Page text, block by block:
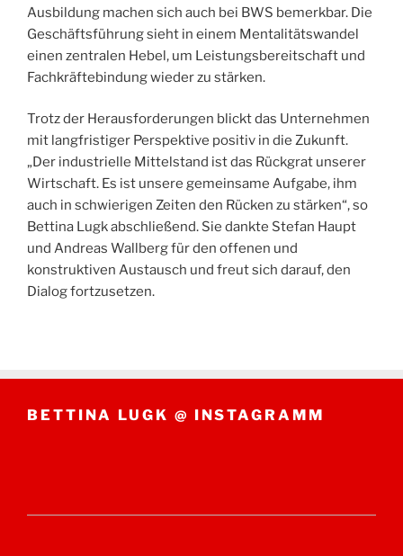
Ausbildung machen sich auch bei BWS bemerkbar. Die
Geschäftsführung sieht in einem Mentalitätswandel
einen zentralen Hebel, um Leistungsbereitschaft und
Fachkräftebindung wieder zu stärken.
Trotz der Herausforderungen blickt das Unternehmen
mit langfristiger Perspektive positiv in die Zukunft.
„Der industrielle Mittelstand ist das Rückgrat unserer
Wirtschaft. Es ist unsere gemeinsame Aufgabe, ihm
auch in schwierigen Zeiten den Rücken zu stärken“, so
Bettina Lugk abschließend. Sie dankte Stefan Haupt
und Andreas Wallberg für den offenen und
konstruktiven Austausch und freut sich darauf, den
Dialog fortzusetzen.
BETTINA LUGK @ INSTAGRAMM